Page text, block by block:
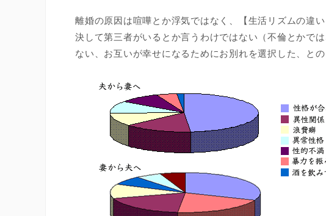
離婚の原因は喧嘩とか浮気ではなく、【生活リズムの違い
決して第三者がいるとか言うわけではない（不倫とかで
ない、お互いが幸せになるためにお別れを選択した、との